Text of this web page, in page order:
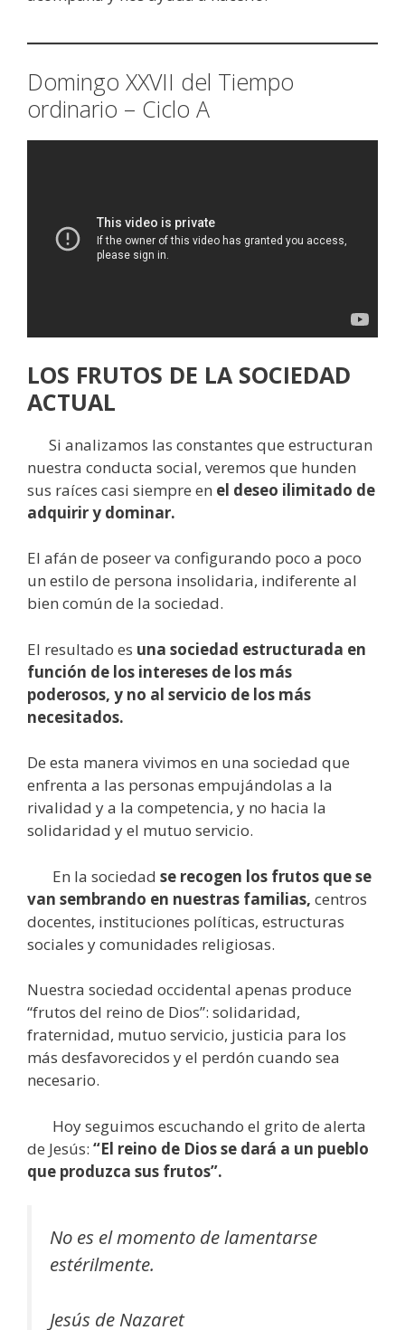
Domingo XXVII del Tiempo
ordinario – Ciclo A
LOS FRUTOS DE LA SOCIEDAD
ACTUAL
Si analizamos las constantes que estructuran
nuestra conducta social, veremos que hunden
sus raíces casi siempre en el deseo ilimitado de
adquirir y dominar.
El afán de poseer va configurando poco a poco
un estilo de persona insolidaria, indiferente al
bien común de la sociedad.
El resultado es una sociedad estructurada en
función de los intereses de los más
poderosos, y no al servicio de los más
necesitados.
De esta manera vivimos en una sociedad que
enfrenta a las personas empujándolas a la
rivalidad y a la competencia, y no hacia la
solidaridad y el mutuo servicio.
En la sociedad se recogen los frutos que se
van sembrando en nuestras familias, centros
docentes, instituciones políticas, estructuras
sociales y comunidades religiosas.
Nuestra sociedad occidental apenas produce
“frutos del reino de Dios”: solidaridad,
fraternidad, mutuo servicio, justicia para los
más desfavorecidos y el perdón cuando sea
necesario.
Hoy seguimos escuchando el grito de alerta
de Jesús: “El reino de Dios se dará a un pueblo
que produzca sus frutos”.
No es el momento de lamentarse
estérilmente.
Jesús de Nazaret